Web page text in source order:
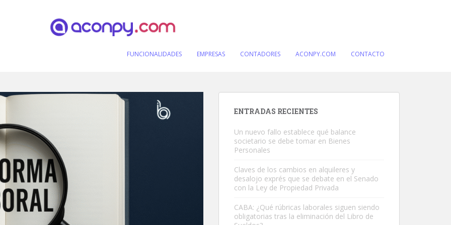
FUNCIONALIDADES EMPRESAS CONTADORES ACONPY.COM CONTACTO
ENTRADAS RECIENTES
Un nuevo fallo establece qué balance
societario se debe tomar en Bienes
Personales
Claves de los cambios en alquileres y
desalojo exprés que se debate en el Senado
con la Ley de Propiedad Privada
CABA: ¿Qué rúbricas laborales siguen siendo
obligatorias tras la eliminación del Libro de